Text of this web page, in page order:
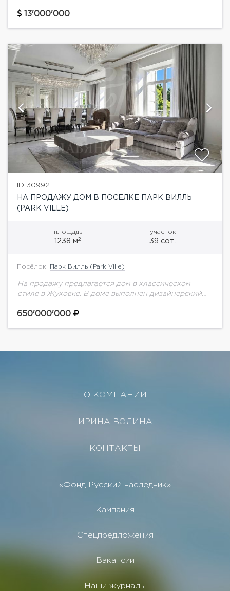
тренажерный зал, 5 спален, 5 с/у. Выполнена
13'000'000
ID 30992
НА ПРОДАЖУ ДОМ В ПОСЕЛКЕ ПАРК ВИЛЛЬ
(PARK VILLE)
площадь
1238 м2
участок
39 сот.
Посёлок: Парк Вилль (Park Ville)
На продажу предлагается дом в классическом
стиле в Жуковке. В доме выполнен дизайнерский
ведущих итальянских фабрик. Грамотная
650'000'000
О КОМПАНИИ
ИРИНА ВОЛИНА
КОНТАКТЫ
«Фонд Русский наследник»
Кампания
Спецпредложения
Вакансии
Наши журналы